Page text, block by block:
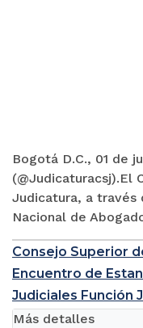
Bogotá D.C., 01 de
(@Judicaturacsj).El
Judicatura, a través
Nacional de
Consejo Superior
Encuentro de
Judiciales Función
Más detalles